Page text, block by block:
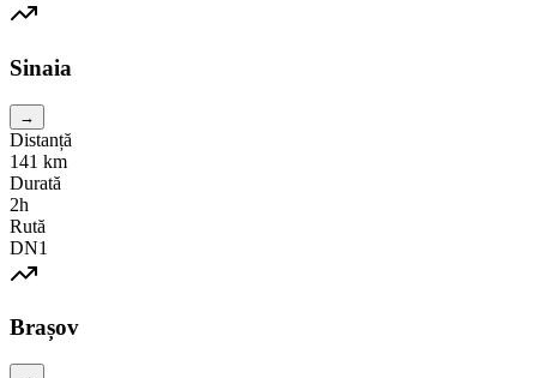
Sinaia
→
Distanță
141 km
Durată
2h
Rută
DN1
Brașov